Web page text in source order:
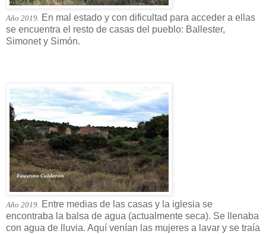
Año 2019. En mal estado y con dificultad para acceder a ellas
se encuentra el resto de casas del pueblo: Ballester,
Simonet y Simón.
Año 2019. Entre medias de las casas y la iglesia se
encontraba la balsa de agua (actualmente seca). Se llenaba
con agua de lluvia. Aquí venían las mujeres a lavar y se traía